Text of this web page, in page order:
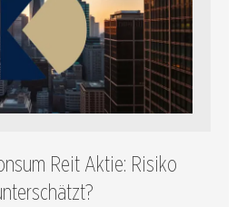
Reit Aktie: Risiko